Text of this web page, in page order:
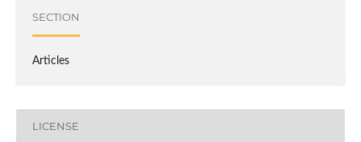
SECTION
Articles
LICENSE